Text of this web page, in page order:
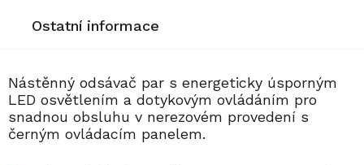
Ostatní informace
Nástěnný odsávač par s energeticky úsporným
LED osvětlením a dotykovým ovládáním pro
snadnou obsluhu v nerezovém provedení s
černým ovládacím panelem.